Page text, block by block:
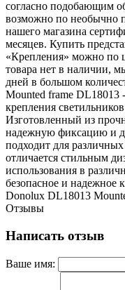
согласно подобающим
возможно по необычно
нашего магазина
месяцев. Купить
«Крепления» можно по
товара нет в наличии,
дней в большом
Mounted frame DL18013
крепления
Изготовленный из
надежную фиксацию и
подходит для
отличается стильным
использования в
безопасное и надежное
Donolux DL18013
Отзывы
Написать отзыв
Ваше имя: